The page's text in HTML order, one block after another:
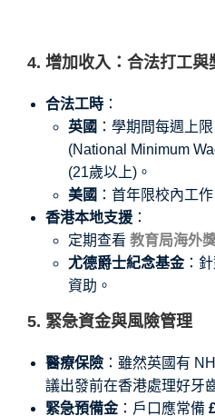
4. 增加收入：合法打工與
合法工時 ：
英國 ：學期間每週上限
(National Minimum
(21歲以上)。
美國 ：首年限校內工
香港本地支援 ：
定期查看 教育局海外
尤德爵士紀念基金：
資助。
5. 緊急資金與風險管理
醫療保險 ：雖然英國有
議出發前在香港處理好牙
緊急預備金：戶口應常備